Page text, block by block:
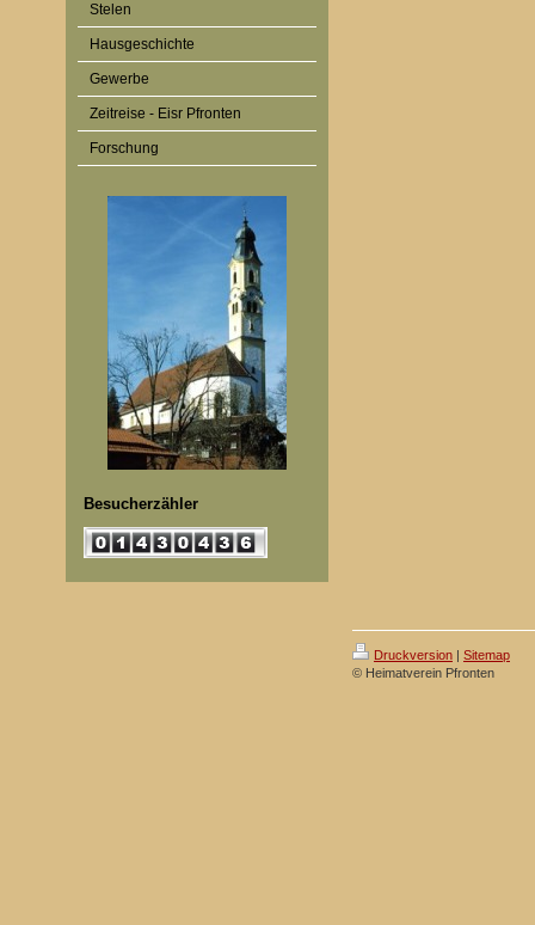
Stelen
Hausgeschichte
Gewerbe
Zeitreise - Eisr Pfronten
Forschung
Besucherzähler
Druckversion | Sitemap
© Heimatverein Pfronten